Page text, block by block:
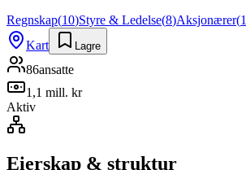
Regnskap(10)Styre & Ledelse(8)Aksjonærer(1
Kart
Lagre
86ansatte
1,1 mill. kr
Aktiv
Eierskap & struktur